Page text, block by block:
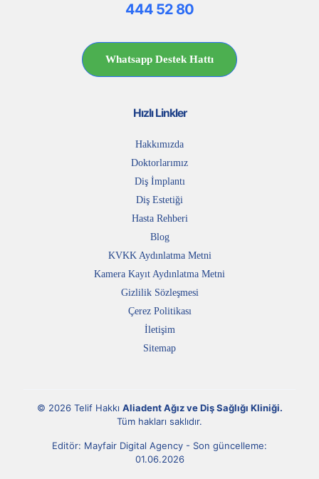
444 52 80
Whatsapp Destek Hattı
Hızlı Linkler
Hakkımızda
Doktorlarımız
Diş İmplantı
Diş Estetiği
Hasta Rehberi
Blog
KVKK Aydınlatma Metni
Kamera Kayıt Aydınlatma Metni
Gizlilik Sözleşmesi
Çerez Politikası
İletişim
Sitemap
© 2026 Telif Hakkı Aliadent Ağız ve Diş Sağlığı Kliniği.
Tüm hakları saklıdır.
Editör: Mayfair Digital Agency - Son güncelleme:
01.06.2026